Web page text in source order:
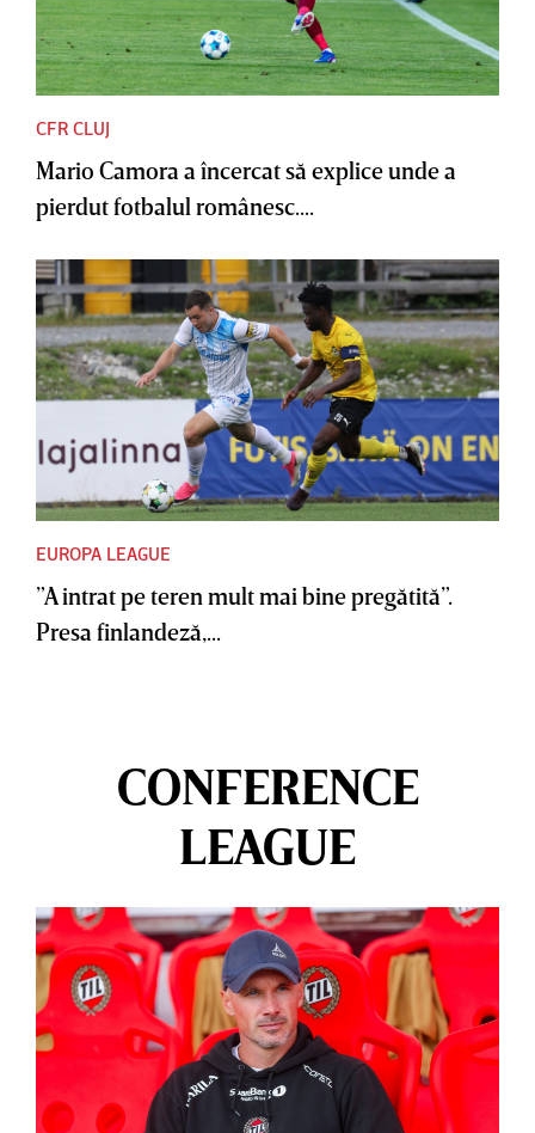
CFR CLUJ
Mario Camora a încercat să explice unde a
pierdut fotbalul românesc....
EUROPA LEAGUE
”A intrat pe teren mult mai bine pregătită”.
Presa finlandeză,...
CONFERENCE
LEAGUE